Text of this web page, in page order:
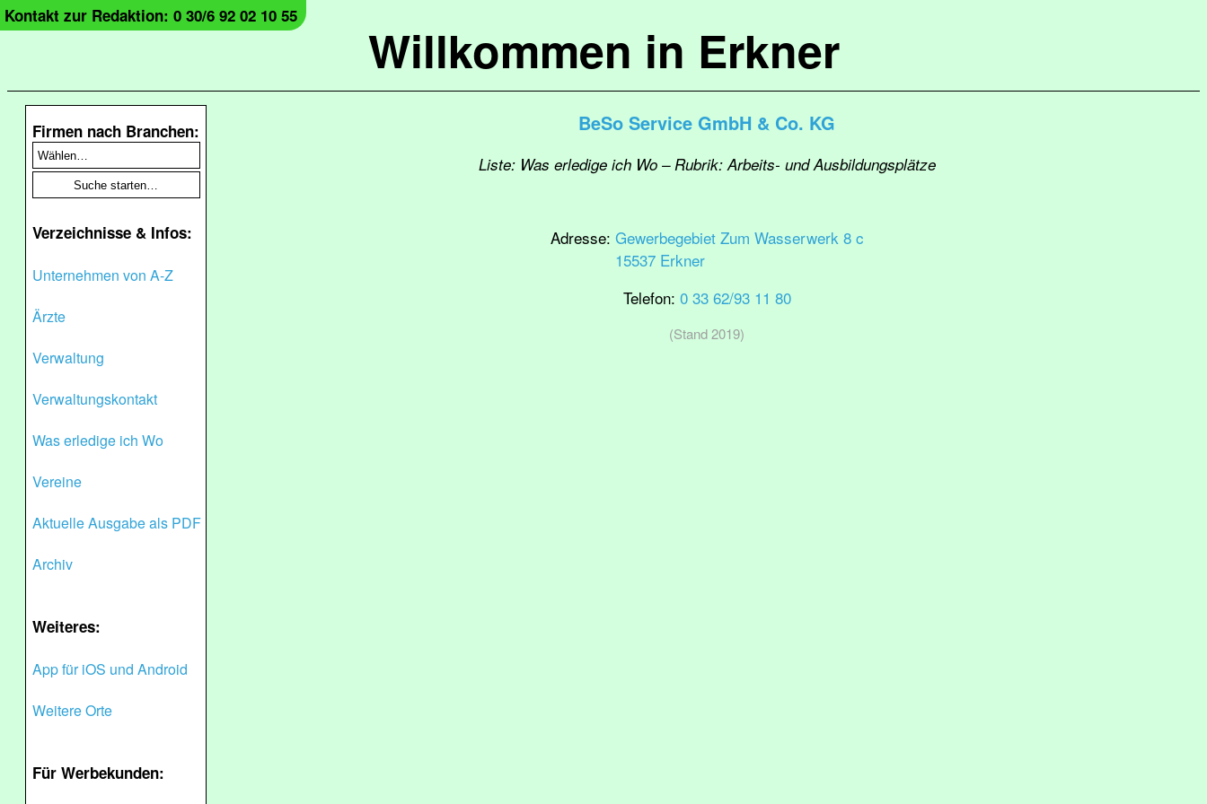
Willkommen in Erkner
Kontakt zur Redaktion: 0 30/6 92 02 10 55
Firmen nach Branchen:
Verzeichnisse & Infos:
Unternehmen von A-Z
Ärzte
Verwaltung
Verwaltungskontakt
Was erledige ich Wo
Vereine
Aktuelle Ausgabe als PDF
Archiv
Weiteres:
App für iOS und Android
Weitere Orte
Für Werbekunden:
BeSo Service GmbH & Co. KG
Liste: Was erledige ich Wo – Rubrik: Arbeits- und Ausbildungsplätze
Adresse: Gewerbegebiet Zum Wasserwerk 8 c
15537 Erkner
Telefon: 0 33 62/93 11 80
(Stand 2019)